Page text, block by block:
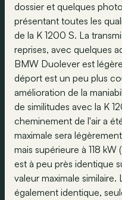
dossier et quelques
présentant toutes les
de la K 1200 S. La
reprises, avec quelques
BMW Duolever est
déport est un peu plus
amélioration de la
de similitudes avec la K
cheminement de l'air a
maximale sera
mais supérieure à 118
est à peu près identique
valeur maximale
également identique,